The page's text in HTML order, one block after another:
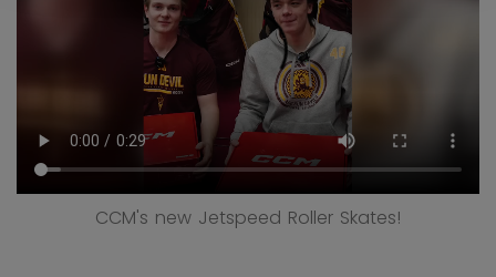
CCM's new Jetspeed Roller Skates!